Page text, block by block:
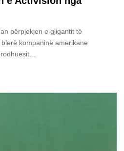
përpjekjen e gjigantit të
kompaninë amerikane